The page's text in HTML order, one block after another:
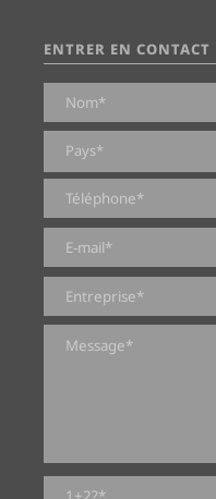
ENTRER EN CONTACT
0 sur 2000 caractères maximum